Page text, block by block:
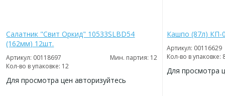
Салатник "Свит Оркид" 10533SLBD54
(162мм) 12шт.
Артикул: 00118697
Мин. партия: 12
Кол-во в упаковке: 12
Для просмотра цен авторизуйтесь
Кашпо (87л) КП-
Артикул: 00116629
Кол-во в упаковке:
Для просмотра